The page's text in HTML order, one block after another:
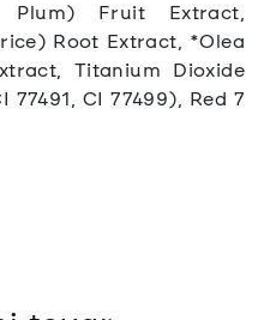
Plum) Fruit Extract,
Root Extract, *Olea
Titanium Dioxide
CI 77499), Red 7